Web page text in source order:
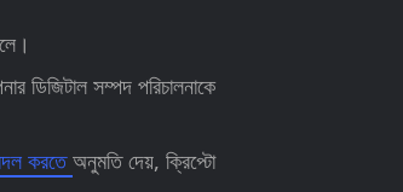
ডিজিটাল সম্পদ পরিচালনাকে
করতেঅনুমতি দেয়, ক্রিপ্টো